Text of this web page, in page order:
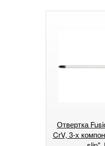
Отвертка
CrV, 3-x